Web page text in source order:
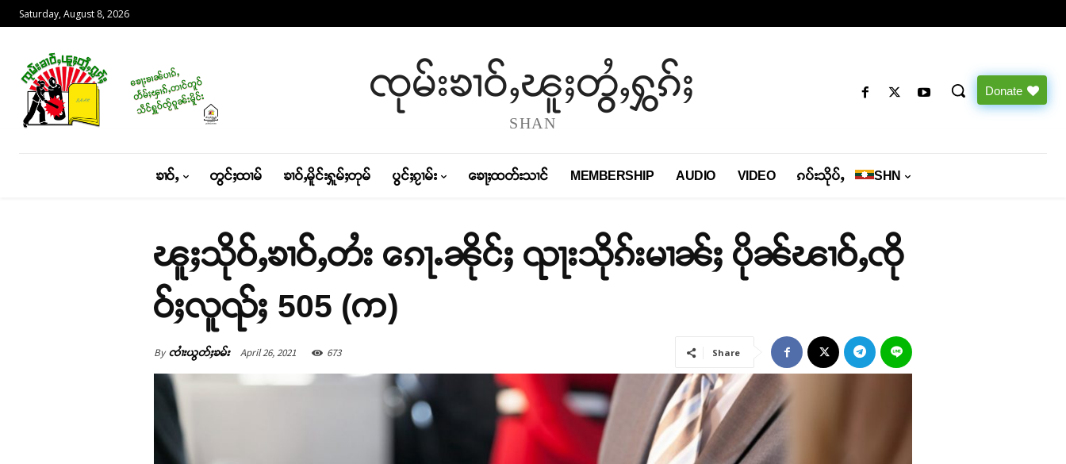
Saturday, August 8, 2026
ၸုမ်းၶၢဝ်ႇၽူႈတွႆႇႁွၵ်ႈ
SHAN
Donate
ၶၢဝ်ႇ တွင်ႈထၢမ် ၶၢဝ်ႇမိူင်းႁူမ်ႈတုမ် ပွင်ႈၵႂၢမ်း ၶေႃႈထတ်းသၢင် MEMBERSHIP AUDIO VIDEO ၵပ်းသိုပ်ႇ SHN
ၽူႈသိုဝ်ႇၶၢဝ်ႇတႆး ၵေႃႉၼိုင်ႈ ၺႃးသိုၵ်းမၢၼ်ႈ ပိုၼ်ၽၢဝ်ႇၸို
ဝ်ႈလူၺ်ႈ 505 (က)
By ၸၢႆးယွတ်ႈၶမ်း April 26, 2021 673 Share